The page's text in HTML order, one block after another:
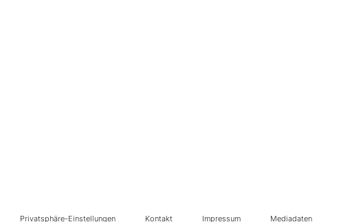
Privatsphäre-Einstellungen Kontakt Impressum Mediadaten